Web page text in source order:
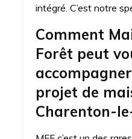
intégré. C’est notre
Comment
Forêt peut
projet de
Charenton-